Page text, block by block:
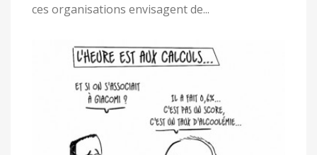
ces organisations envisagent de...